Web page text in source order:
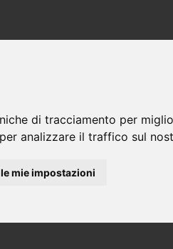
di tracciamento per
analizzare il traffico sul
mie impostazioni